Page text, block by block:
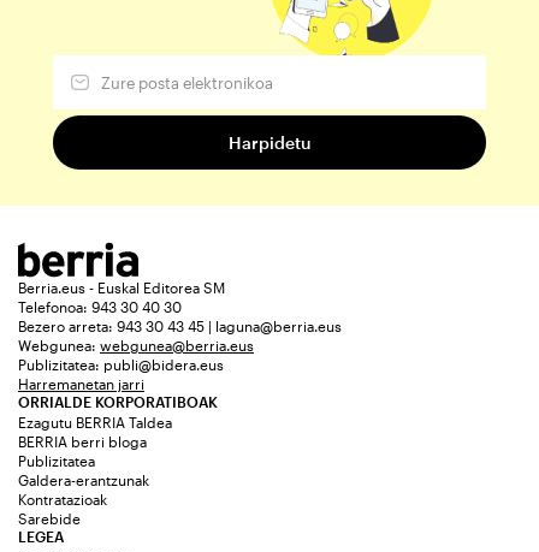
Berria.eus - Euskal Editorea SM
Telefonoa: 943 30 40 30
Bezero arreta: 943 30 43 45 | laguna@berria.eus
Webgunea: webgunea@berria.eus
Publizitatea: publi@bidera.eus
Harremanetan jarri
ORRIALDE KORPORATIBOAK
Ezagutu BERRIA Taldea
BERRIA berri bloga
Publizitatea
Galdera-erantzunak
Kontratazioak
Sarebide
LEGEA